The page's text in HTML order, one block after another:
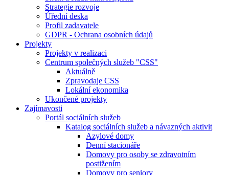
Strategie rozvoje
Úřední deska
Profil zadavatele
GDPR - Ochrana osobních údajů
Projekty
Projekty v realizaci
Centrum společných služeb "CSS"
Aktuálně
Zpravodaje CSS
Lokální ekonomika
Ukončené projekty
Zajímavosti
Portál sociálních služeb
Katalog sociálních služeb a návazných aktivit
Azylové domy
Denní stacionáře
Domovy pro osoby se zdravotním
postižením
Domovy pro seniory